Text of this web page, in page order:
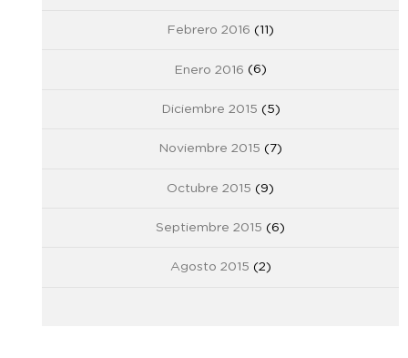
Febrero 2016 (11)
Enero 2016 (6)
Diciembre 2015 (5)
Noviembre 2015 (7)
Octubre 2015 (9)
Septiembre 2015 (6)
Agosto 2015 (2)